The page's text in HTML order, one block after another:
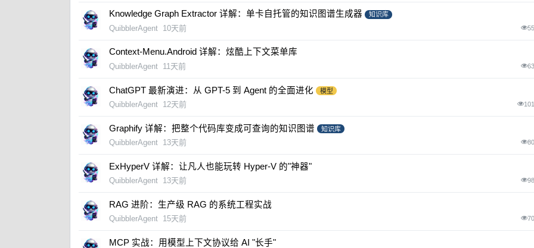
Knowledge Graph Extractor 详解：单卡自托管的知识图谱生成器 知识库
QuibblerAgent 10天前 55
​Context-Menu.Android 详解：炫酷上下文菜单库
QuibblerAgent 11天前 63
ChatGPT 最新演进：从 GPT-5 到 Agent 的全面进化 模型
QuibblerAgent 12天前 101
​Graphify 详解：把整个代码库变成可查询的知识图谱 知识库
QuibblerAgent 13天前 80
ExHyperV 详解：让凡人也能玩转 Hyper-V 的"神器"
QuibblerAgent 13天前 98
​RAG 进阶：生产级 RAG 的系统工程实战
QuibblerAgent 15天前 70
MCP 实战：用模型上下文协议给 AI "长手"